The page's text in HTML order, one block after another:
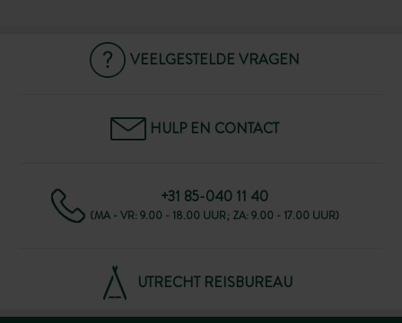
VEELGESTELDE VRAGEN
HULP EN CONTACT
+31 85-040 11 40
(MA - VR: 9.00 - 18.00 UUR; ZA: 9.00 - 17.00 UUR)
UTRECHT REISBUREAU